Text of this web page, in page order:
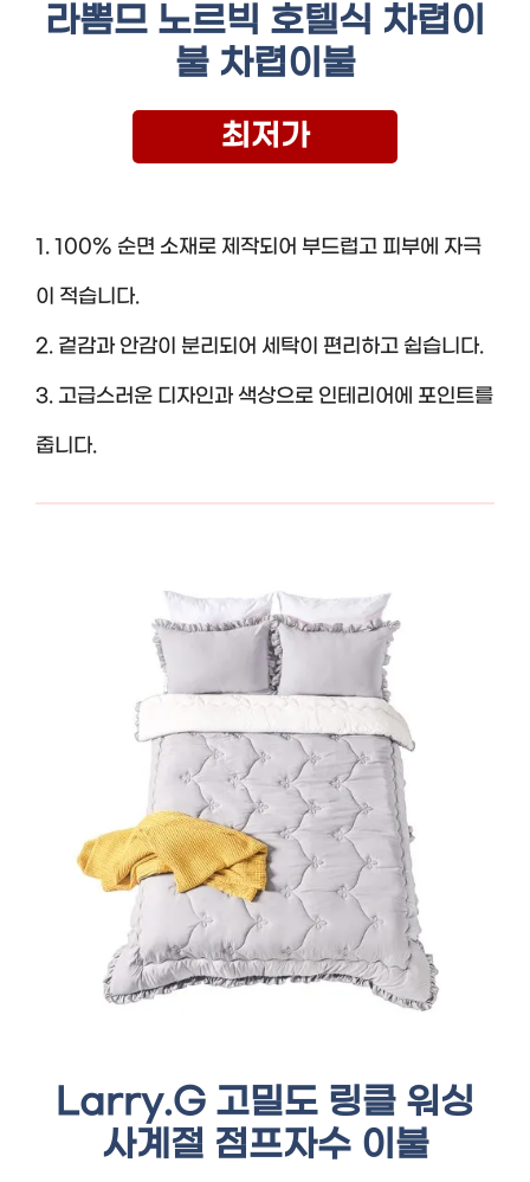
라뽐므 노르빅 호텔식 차렵이
불 차렵이불
최저가
1. 100% 순면 소재로 제작되어 부드럽고 피부에 자극
이 적습니다.
2. 겉감과 안감이 분리되어 세탁이 편리하고 쉽습니다.
3. 고급스러운 디자인과 색상으로 인테리어에 포인트를
줍니다.
Larry.G 고밀도 링클 워싱
사계절 점프자수 이불